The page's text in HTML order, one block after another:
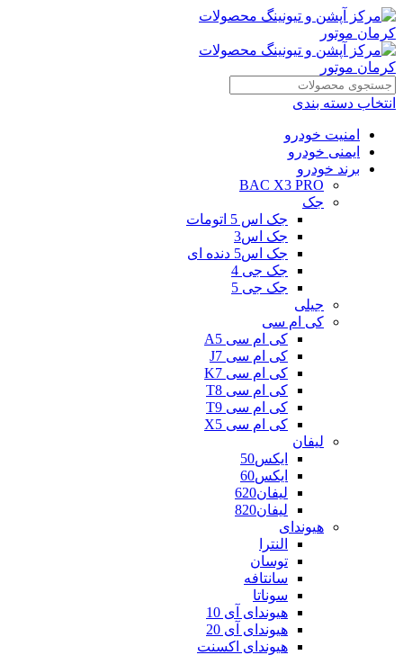
انتخاب دسته بندی
امنیت خودرو
ایمنی خودرو
برند خودرو
BAC X3 PRO
جک
جک اس 5 اتومات
جک اس3
جک اس5 دنده ای
جک جی 4
جک جی 5
جیلی
کی ام سی
کی ام سی A5
کی ام سی J7
کی ام سی K7
کی ام سی T8
کی ام سی T9
کی ام سی X5
لیفان
ایکس50
ایکس60
لیفان620
لیفان820
هیوندای
النترا
توسان
سانتافه
سوناتا
هیوندای آی 10
هیوندای آی 20
هیوندای اکسنت